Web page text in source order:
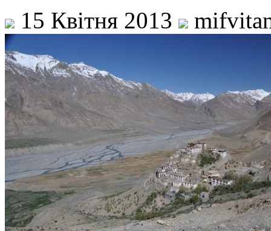
15 Квітня 2013